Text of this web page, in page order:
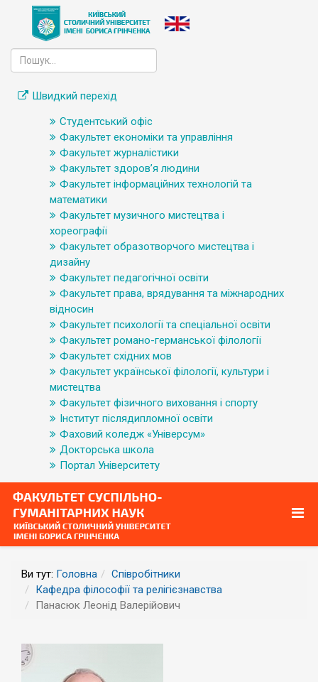
Швидкий перехід
Студентський офіс
Факультет економіки та управління
Факультет журналістики
Факультет здоров’я людини
Факультет інформаційних технологій та
математики
Факультет музичного мистецтва і
хореографії
Факультет образотворчого мистецтва і
дизайну
Факультет педагогічної освіти
Факультет права, врядування та міжнародних
відносин
Факультет психології та спеціальної освіти
Факультет романо-германської філології
Факультет східних мов
Факультет української філології, культури і
мистецтва
Факультет фізичного виховання і спорту
Інститут післядипломної освіти
Фаховий коледж «Універсум»
Докторська школа
Портал Університету
Ви тут: Головна
Співробітники
Кафедра філософії та релігієзнавства
Панасюк Леонід Валерійович